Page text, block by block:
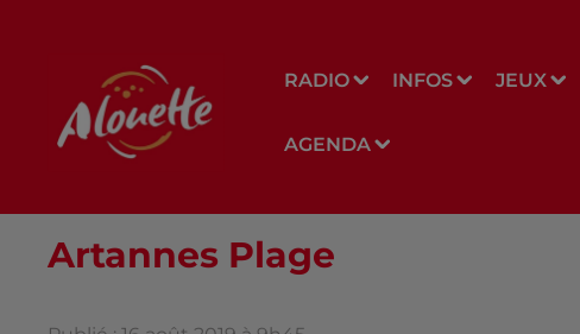
RADIO INFOS JEUX
AGENDA
Artannes Plage